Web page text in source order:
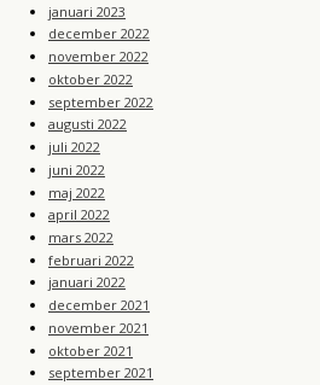
januari 2023
december 2022
november 2022
oktober 2022
september 2022
augusti 2022
juli 2022
juni 2022
maj 2022
april 2022
mars 2022
februari 2022
januari 2022
december 2021
november 2021
oktober 2021
september 2021